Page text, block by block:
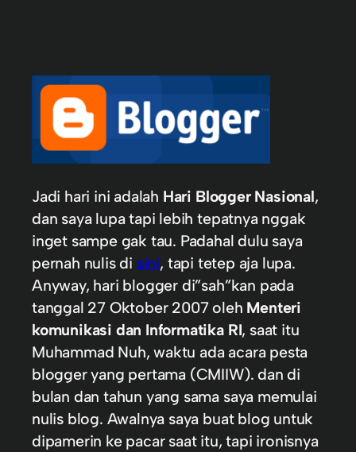
Jadi hari ini adalah Hari Blogger Nasional,
dan saya lupa tapi lebih tepatnya nggak
inget sampe gak tau. Padahal dulu saya
pernah nulis di sini, tapi tetep aja lupa.
Anyway, hari blogger di”sah”kan pada
tanggal 27 Oktober 2007 oleh Menteri
komunikasi dan Informatika RI, saat itu
Muhammad Nuh, waktu ada acara pesta
blogger yang pertama (CMIIW). dan di
bulan dan tahun yang sama saya memulai
nulis blog. Awalnya saya buat blog untuk
dipamerin ke pacar saat itu, tapi ironisnya